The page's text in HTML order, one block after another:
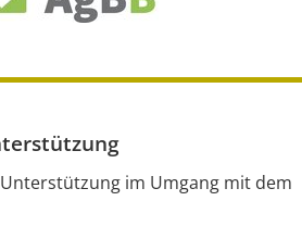
im Umgang mit dem